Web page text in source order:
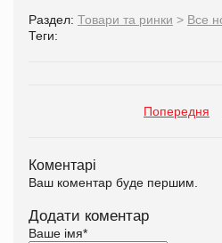
Раздел: Товари та ринки > Все
Теги:
Попередня
Коментарі
Ваш коментар буде першим.
Додати коментар
Ваше імя*